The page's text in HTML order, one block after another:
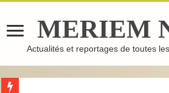
MERIEM
Actualités et reportages de toutes